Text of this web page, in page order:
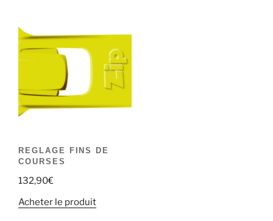
REGLAGE FINS DE
COURSES
132,90€
Acheter le produit